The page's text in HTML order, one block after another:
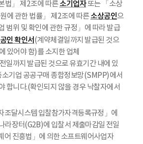
법」 제2조에 따른소기업자또는 「소상
에 관한 법률」 제2조에 따른소상공인으
범위 및 확인에 관한 규정」에 따라 발급
인 확인서 (계약체결일까지 발급된 것으
있어야 함)를 소지한 업체
일까지 발급된 것으로 유효기간 내에 있
소기업 공공구매 종합정보망(SMPP)에서
합니다.(확인되지 않을 경우 낙찰자에서
조달시스템 입찰참가자격등록규정」에
라장터(G2B)에 입찰서 제출마감일 전일
어 진흥법」에 의한 소프트웨어사업자